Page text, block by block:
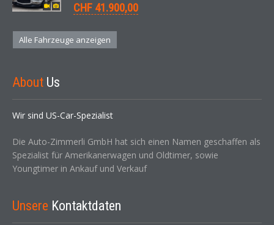
CHF 41.900,00
Alle Fahrzeuge anzeigen
About Us
Wir sind US-Car-Spezialist
Die Auto-Zimmerli GmbH hat sich einen Namen geschaffen als
Spezialist für Amerikanerwagen und Oldtimer, sowie
Youngtimer in Ankauf und Verkauf
Unsere Kontaktdaten